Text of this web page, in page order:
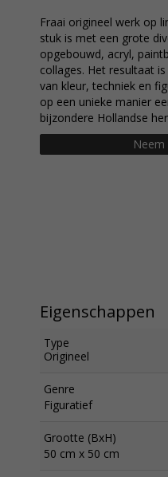
Fraai origineel werk op
stuk is met een grote
opgebouwd, acryl,
collages. Het resultaat
van kleur, techniek en
op een unieke manier
bijzondere Hollandse
Eigenschappen
Type
Origineel
Genre
Figuratief
Grootte (BxH)
50 cm x 50 cm